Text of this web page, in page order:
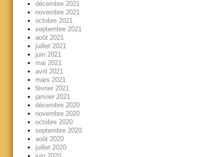
décembre 2021
novembre 2021
octobre 2021
septembre 2021
août 2021
juillet 2021
juin 2021
mai 2021
avril 2021
mars 2021
février 2021
janvier 2021
décembre 2020
novembre 2020
octobre 2020
septembre 2020
août 2020
juillet 2020